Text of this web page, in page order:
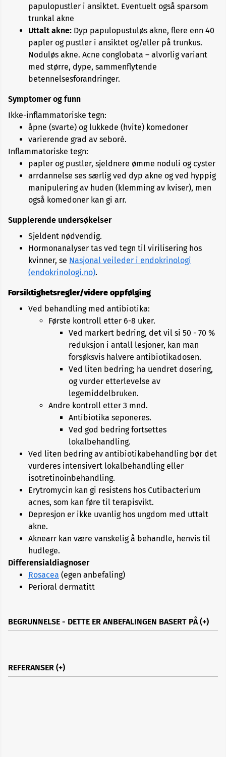
papulopustler i ansiktet. Eventuelt også sparsom
trunkal akne
Uttalt akne: Dyp papulopustuløs akne, flere enn 40
papler og ­pustler i ansiktet og/eller på trunkus.
Noduløs akne. Acne conglobata – alvorlig variant
med større, dype, sammenflytende
betennelsesforandringer.
Symptomer og funn
Ikke-inflammatoriske tegn:
åpne (svarte) og lukkede (hvite) komedoner
varierende grad av seboré.
Inflammatoriske tegn:
papler og pustler, sjeldnere ømme noduli og cyster
arrdannelse ses særlig ved dyp akne og ved hyppig
manipulering av huden (klemming av kviser), men
også komedoner kan gi arr.
Supplerende undersøkelser
Sjeldent nødvendig.
Hormonanalyser tas ved tegn til virilisering hos
kvinner, se Nasjonal veileder i endokrinologi
(endokrinologi.no).
Forsiktighetsregler/videre oppfølging
Ved behandling med antibiotika:
Første kontroll etter 6-8 uker.
Ved markert bedring, det vil si 50 - 70 %
reduksjon i antall lesjoner, kan man
forsøksvis halvere antibiotikadosen.
Ved liten bedring; ha uendret dosering,
og vurder etterlevelse av
legemiddelbruken.
Andre kontroll etter 3 mnd.
Antibiotika seponeres.
Ved god bedring fortsettes
lokalbehandling.
Ved liten bedring av antibiotikabehandling bør det
vurderes intensivert lokalbehandling eller
isotretinoinbehandling.
Erytromycin kan gi resistens hos Cutibacterium
acnes, som kan føre til terapisvikt.
Depresjon er ikke uvanlig hos ungdom med uttalt
akne.
Aknearr kan være vanskelig å behandle, henvis til
hudlege.
Differensialdiagnoser
Rosacea (egen anbefaling)
Perioral dermatitt
BEGRUNNELSE - DETTE ER ANBEFALINGEN BASERT PÅ
REFERANSER